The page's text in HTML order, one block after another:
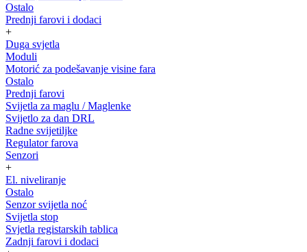
Ostalo
Prednji farovi i dodaci
+
Duga svjetla
Moduli
Motorić za podešavanje visine fara
Ostalo
Prednji farovi
Svijetla za maglu / Maglenke
Svijetlo za dan DRL
Radne svijetiljke
Regulator farova
Senzori
+
El. niveliranje
Ostalo
Senzor svijetla noć
Svijetla stop
Svjetla registarskih tablica
Zadnji farovi i dodaci